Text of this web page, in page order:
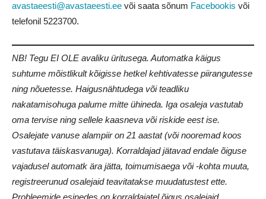
avastaeesti@avastaeesti.ee või saata sõnum Facebookis või
telefonil 5223700.
NB! Tegu EI OLE avaliku üritusega. Automatka käigus
suhtume mõistlikult kõigisse hetkel kehtivatesse piirangutesse
ning nõuetesse. Haigusnähtudega või teadliku
nakatamisohuga palume mitte ühineda. Iga osaleja vastutab
oma tervise ning sellele kaasneva või riskide eest ise.
Osalejate vanuse alampiir on 21 aastat (või nooremad koos
vastutava täiskasvanuga). Korraldajad jätavad endale õiguse
vajadusel automatk ära jätta, toimumisaega või -kohta muuta,
registreerunud osalejaid teavitatakse muudatustest ette.
Probleemide esinedes on korraldajatel õigus osalejaid